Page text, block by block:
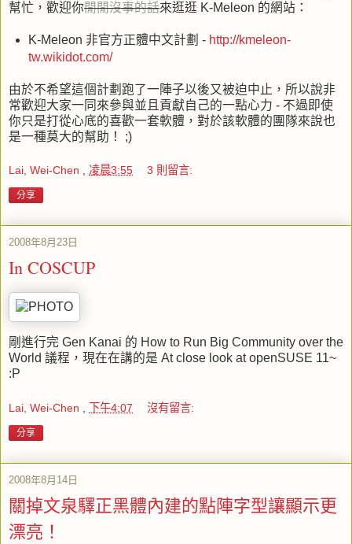
幫忙，歡迎你閒閒沒事的話來逛逛 K-Meleon 的網站：
K-Meleon 非官方正體中文計劃 - http://kmeleon-
tw.wikidot.com/
由於不希望這個計劃跑了一陣子以後又被迫中止，所以說非
常歡迎大家一同來參與並且貢獻自己的一點心力 - 不過即使
你只是打從心底的喜歡一套軟體，對於該軟體的團隊來說也
是一種莫大的幫助！ ;)
Lai, Wei-Chen , 凌晨3:55 3 則留言:
分享
2008年8月23日
In COSCUP
剛進行完 Gen Kanai 的 How to Run Big Community over the
World 議程，現在在講的是 At close look at openSUSE 11~
:P
Lai, Wei-Chen 下午4:07 沒有留言:
分享
2008年8月14日
關掉文泉驛正黑體內建的點陣字型讓顯示更
漂亮！